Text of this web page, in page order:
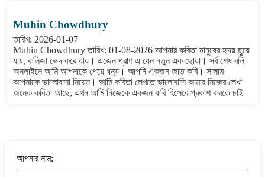
Muhin Chowdhury
তারিখ: 2026-01-07
Muhin Chowdhury তারিখ: 01-08-2026 আপনার কবিতা মানুষের হৃদয় ছুয়ে
যায়, কলিজা ভেদ করে যায়। এজেন প্রাণ এ যেন নতুন এক ছোয়া। সর্ব শেষ বলি
অনলাইনে আমি আপনাকে পেয়ে ধন্য। আপনি একজন জাত কবি। সালাম
আপনাকে ভালোবাসা নিয়েন। আমি কবিতা লেখতে ভালোবাসি আমার নিজের লেখা
অনেক কবিতা আছে, এখন আমি নিজেকে একজন কবি হিসেবে প্রকাশ করতে চাই
আপনার নাম: